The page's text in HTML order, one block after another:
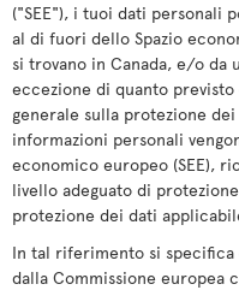
("SEE"), i tuoi dati personali
al di fuori dello Spazio
si trovano in Canada, e/o
eccezione di quanto
generale sulla protezione
informazioni personali
economico europeo (SEE),
livello adeguato di
protezione dei dati
In tal riferimento si
dalla Commissione europea